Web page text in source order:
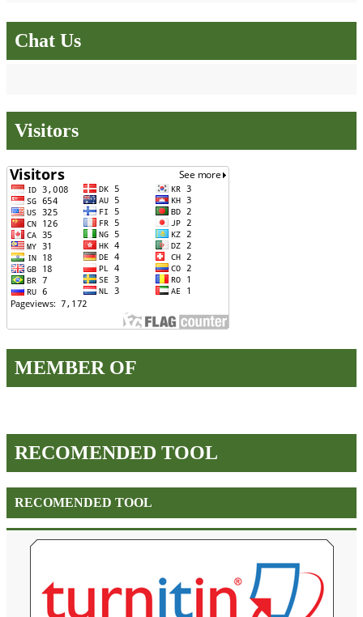
Chat Us
Visitors
MEMBER OF
RECOMENDED TOOL
RECOMENDED TOOL